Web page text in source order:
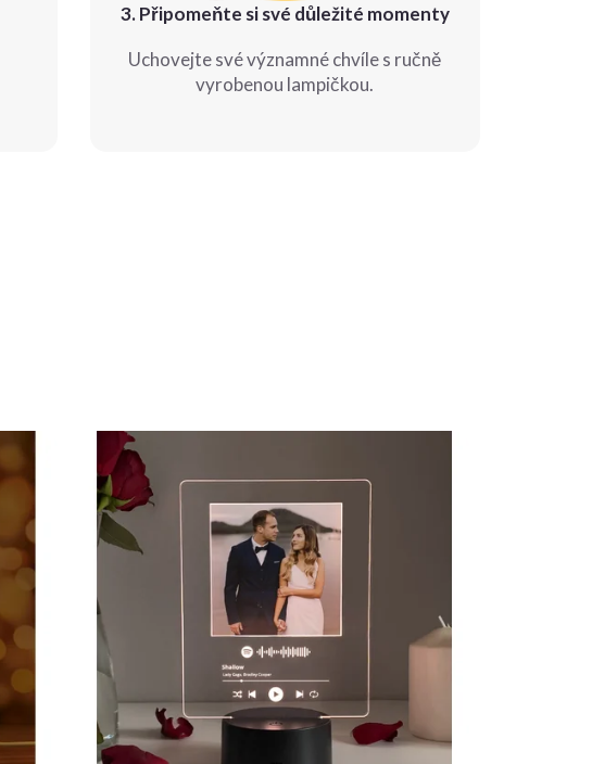
3. Připomeňte si své důležité momenty
Uchovejte své významné chvíle s ručně
vyrobenou lampičkou.